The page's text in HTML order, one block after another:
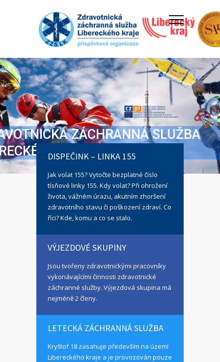
ZÁCHRANNÁ SLUŽBA
KRAJE
DISPEČINK – LINKA 155
Jak volat 155? Vytočte bezplatné číslo
tísňové linky 155. Kdy volat? Při ohrožení
života, vážném úrazu, akutním zhoršení
zdravotního stavu či poškození zdraví. Co
říci? Kde, komu a co se stalo.
VÝJEZDOVÉ SKUPINY
Jsou tvořeny zdravotnickými pracovníky
vykonávajícími činnosti zdravotnické
záchranné služby. Výjezdová skupina má
nejméně 2 členy.
LETECKÁ ZÁCHRANNÁ SLUŽBA
Kryštof 18 zasahuje především na území
Libereckého kraje a je provozován pouze